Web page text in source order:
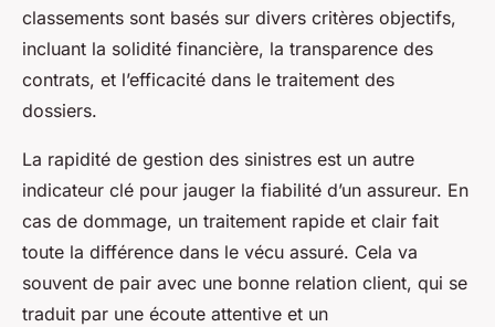
classements sont basés sur divers critères objectifs,
incluant la solidité financière, la transparence des
contrats, et l’efficacité dans le traitement des
dossiers.
La rapidité de gestion des sinistres est un autre
indicateur clé pour jauger la fiabilité d’un assureur. En
cas de dommage, un traitement rapide et clair fait
toute la différence dans le vécu assuré. Cela va
souvent de pair avec une bonne relation client, qui se
traduit par une écoute attentive et un